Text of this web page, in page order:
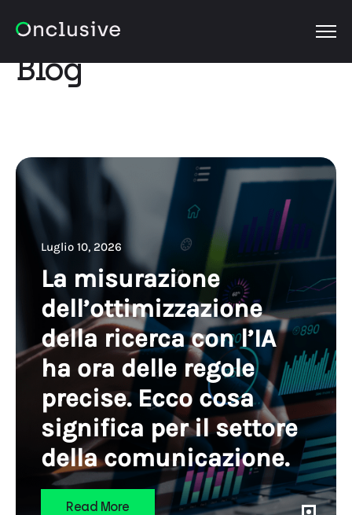
Blog
Luglio 10, 2026
La misurazione
dell’ottimizzazione
della ricerca con l’IA
ha ora delle regole
precise. Ecco cosa
significa per il settore
della comunicazione.
Read More